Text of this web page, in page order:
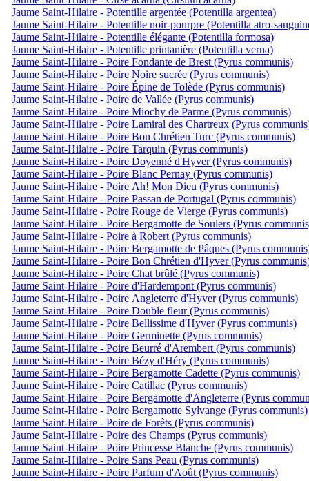
Jaume Saint-Hilaire - Potentille argentée (Potentilla argentea)
Jaume Saint-Hilaire - Potentille noir-pourpre (Potentilla atro-
Jaume Saint-Hilaire - Potentille élégante (Potentilla formosa)
Jaume Saint-Hilaire - Potentille printanière (Potentilla verna)
Jaume Saint-Hilaire - Poire Fondante de Brest (Pyrus communis)
Jaume Saint-Hilaire - Poire Noire sucrée (Pyrus communis)
Jaume Saint-Hilaire - Poire Épine de Tolède (Pyrus communis)
Jaume Saint-Hilaire - Poire de Vallée (Pyrus communis)
Jaume Saint-Hilaire - Poire Miochy de Parme (Pyrus communis)
Jaume Saint-Hilaire - Poire Lamiral des Chartreux (Pyrus
Jaume Saint-Hilaire - Poire Bon Chrétien Turc (Pyrus communis)
Jaume Saint-Hilaire - Poire Tarquin (Pyrus communis)
Jaume Saint-Hilaire - Poire Doyenné d'Hyver (Pyrus communis)
Jaume Saint-Hilaire - Poire Blanc Pernay (Pyrus communis)
Jaume Saint-Hilaire - Poire Ah! Mon Dieu (Pyrus communis)
Jaume Saint-Hilaire - Poire Passan de Portugal (Pyrus communis)
Jaume Saint-Hilaire - Poire Rouge de Vierge (Pyrus communis)
Jaume Saint-Hilaire - Poire Bergamotte de Soulers (Pyrus
Jaume Saint-Hilaire - Poire à Robert (Pyrus communis)
Jaume Saint-Hilaire - Poire Bergamotte de Pâques (Pyrus
Jaume Saint-Hilaire - Poire Bon Chrétien d'Hyver (Pyrus
Jaume Saint-Hilaire - Poire Chat brûlé (Pyrus communis)
Jaume Saint-Hilaire - Poire d'Hardempont (Pyrus communis)
Jaume Saint-Hilaire - Poire Angleterre d'Hyver (Pyrus communis)
Jaume Saint-Hilaire - Poire Double fleur (Pyrus communis)
Jaume Saint-Hilaire - Poire Bellissime d'Hyver (Pyrus communis)
Jaume Saint-Hilaire - Poire Germinette (Pyrus communis)
Jaume Saint-Hilaire - Poire Beurré d'Arembert (Pyrus communis)
Jaume Saint-Hilaire - Poire Bézy d'Héry (Pyrus communis)
Jaume Saint-Hilaire - Poire Bergamotte Cadette (Pyrus communis)
Jaume Saint-Hilaire - Poire Catillac (Pyrus communis)
Jaume Saint-Hilaire - Poire Bergamotte d'Angleterre (Pyrus
Jaume Saint-Hilaire - Poire Bergamotte Sylvange (Pyrus communis)
Jaume Saint-Hilaire - Poire de Forêts (Pyrus communis)
Jaume Saint-Hilaire - Poire des Champs (Pyrus communis)
Jaume Saint-Hilaire - Poire Princesse Blanche (Pyrus communis)
Jaume Saint-Hilaire - Poire Sans Peau (Pyrus communis)
Jaume Saint-Hilaire - Poire Parfum d'Août (Pyrus communis)